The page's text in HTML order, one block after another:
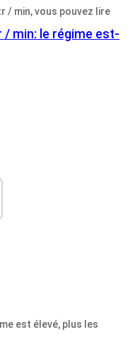
/ min, vous pouvez lire
/ min: le régime est-
est élevé, plus les